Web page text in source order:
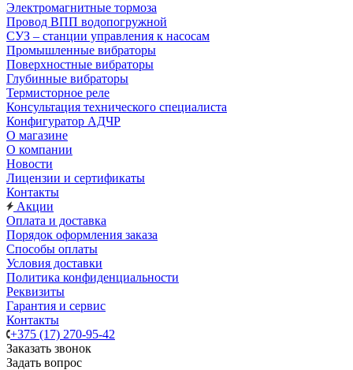
Электромагнитные тормоза
Провод ВПП водопогружной
СУЗ – станции управления к насосам
Промышленные вибраторы
Поверхностные вибраторы
Глубинные вибраторы
Термисторное реле
Консультация технического специалиста
Конфигуратор АДЧР
О магазине
О компании
Новости
Лицензии и сертификаты
Контакты
Акции
Оплата и доставка
Порядок оформления заказа
Способы оплаты
Условия доставки
Политика конфиденциальности
Реквизиты
Гарантия и сервис
Контакты
+375 (17) 270-95-42
Заказать звонок
Задать вопрос